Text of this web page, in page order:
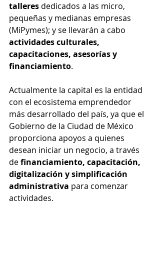
talleres dedicados a las micro,
pequeñas y medianas empresas
(MiPymes); y se llevarán a cabo
actividades culturales,
capacitaciones, asesorías y
financiamiento.
Actualmente la capital es la entidad
con el ecosistema emprendedor
más desarrollado del país, ya que el
Gobierno de la Ciudad de México
proporciona apoyos a quienes
desean iniciar un negocio, a través
de financiamiento, capacitación,
digitalización y simplificación
administrativa para comenzar
actividades.